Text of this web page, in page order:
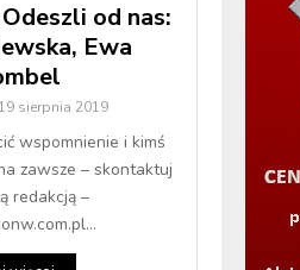
od nas:
Ewa
19 sierpnia 2019
wspomnienie i kimś
zawsze – skontaktuj
redakcją –